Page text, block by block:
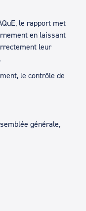
le rapport met
en laissant
leur
le contrôle de
générale,